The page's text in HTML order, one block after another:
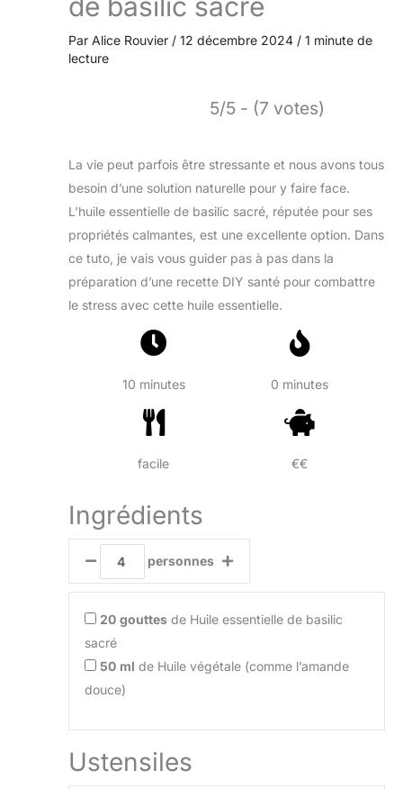
Par Alice Rouvier / 12 décembre 2024 / 1 minute de
lecture
5/5 - (7 votes)
La vie peut parfois être stressante et nous avons tous
besoin d’une solution naturelle pour y faire face.
L’huile essentielle de basilic sacré, réputée pour ses
propriétés calmantes, est une excellente option. Dans
ce tuto, je vais vous guider pas à pas dans la
préparation d’une recette DIY santé pour combattre
le stress avec cette huile essentielle.
10 minutes 0 minutes
facile €€
Ingrédients
personnes
20 gouttes de Huile essentielle de basilic
sacré
50 ml de Huile végétale (comme l’amande
douce)
Ustensiles